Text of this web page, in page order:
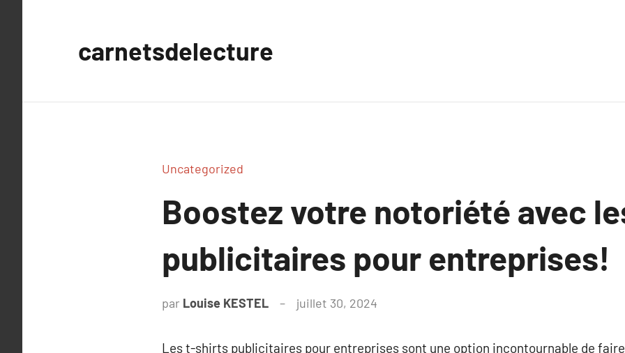
carnetsdelecture
Uncategorized
Boostez votre notoriété avec
publicitaires pour entreprises!
par Louise KESTEL juillet 30, 2024
Les t-shirts publicitaires pour entreprises sont une option incontournable de